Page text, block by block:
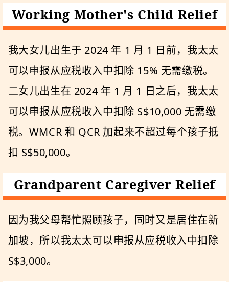
Working Mother's Child Relief
我大女儿出生于 2024 年 1 月 1 日前，我太太
可以申报从应税收入中扣除 15% 无需缴税。
二女儿出生在 2024 年 1 月 1 日之后，我太太
可以申报从应税收入中扣除 S$10,000 无需缴
税。WMCR 和 QCR 加起来不超过每个孩子抵
扣 S$50,000。
Grandparent Caregiver Relief
因为我父母帮忙照顾孩子，同时又是居住在新
加坡，所以我太太可以申报从应税收入中扣除
S$3,000。